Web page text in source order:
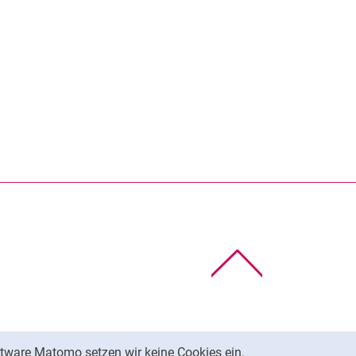
Matomo setzen wir keine Cookies ein.
Link, öffnet neues Fenster)
(externer Link, öffnet neues Fenster)